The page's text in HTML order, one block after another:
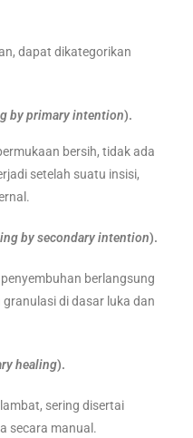
dapat dikategorikan
by primary intention).
bersih, tidak ada
setelah suatu insisi,
by secondary intention).
berlangsung
di dasar luka dan
healing).
sering disertai
secara manual.